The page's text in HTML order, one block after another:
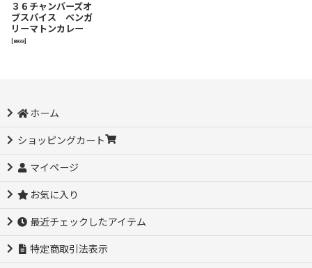
３６チャンバーズオ
ブスパイス ベンガ
リーマトンカレー
8933
ホーム
ショッピングカート
マイページ
お気に入り
最近チェックしたアイテム
特定商取引法表示